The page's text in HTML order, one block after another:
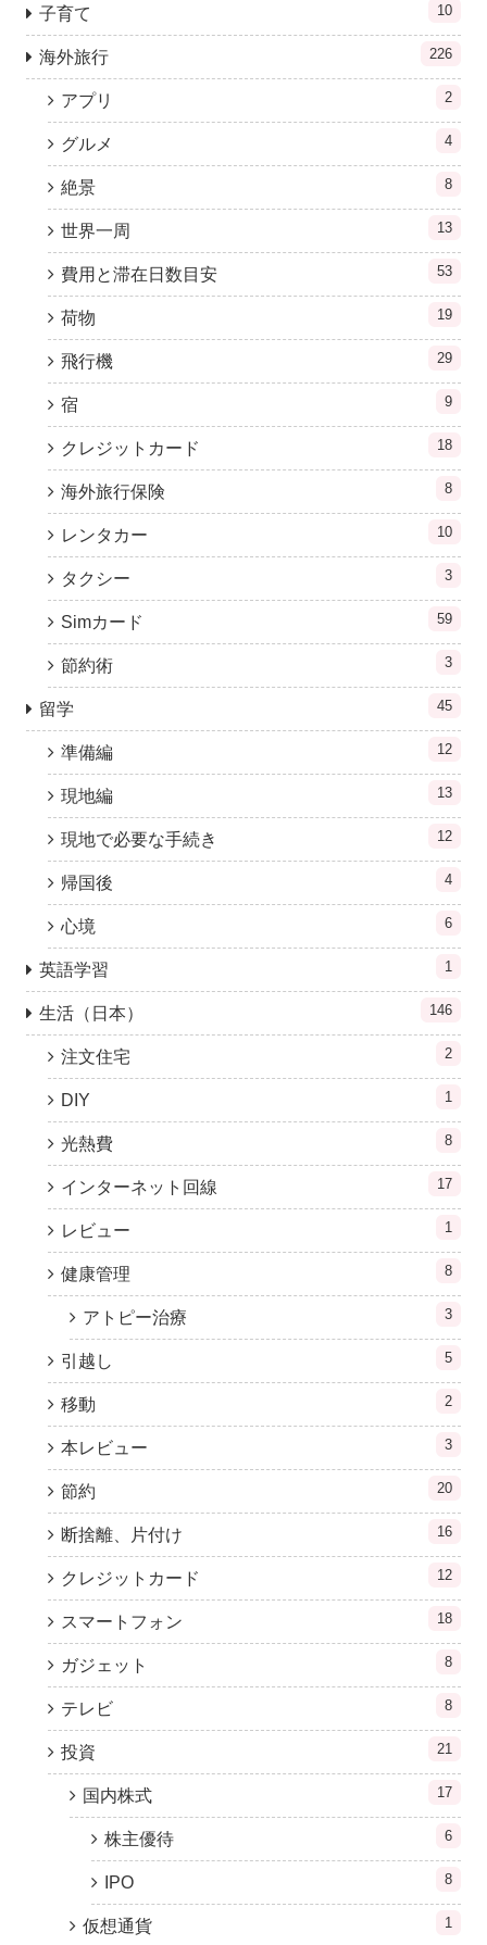
子育て 10
海外旅行 226
アプリ 2
グルメ 4
絶景 8
世界一周 13
費用と滞在日数目安 53
荷物 19
飛行機 29
宿 9
クレジットカード 18
海外旅行保険 8
レンタカー 10
タクシー 3
Simカード 59
節約術 3
留学 45
準備編 12
現地編 13
現地で必要な手続き 12
帰国後 4
心境 6
英語学習 1
生活（日本） 146
注文住宅 2
DIY 1
光熱費 8
インターネット回線 17
レビュー 1
健康管理 8
アトピー治療 3
引越し 5
移動 2
本レビュー 3
節約 20
断捨離、片付け 16
クレジットカード 12
スマートフォン 18
ガジェット 8
テレビ 8
投資 21
国内株式 17
株主優待 6
IPO 8
仮想通貨 1